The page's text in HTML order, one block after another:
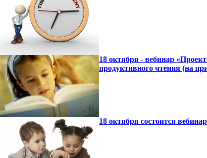
18 октября - вебинар
продуктивного чтения (на
18 октября состоится